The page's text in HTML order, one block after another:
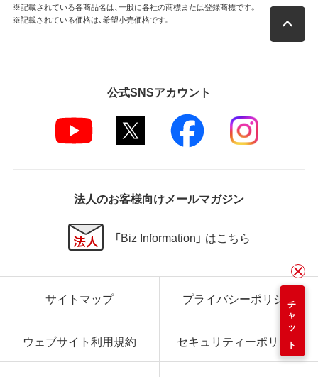
チャット
※記載されている各商品名は、一般に各社の商標または登録商標です。
※記載されている価格は、希望小売価格です。
公式SNSアカウント
法人のお客様向けメールマガジン
「Biz Information」 はこちら
サイトマップ プライバシーポリシー
ウェブサイト利用規約 セキュリティーポリシー